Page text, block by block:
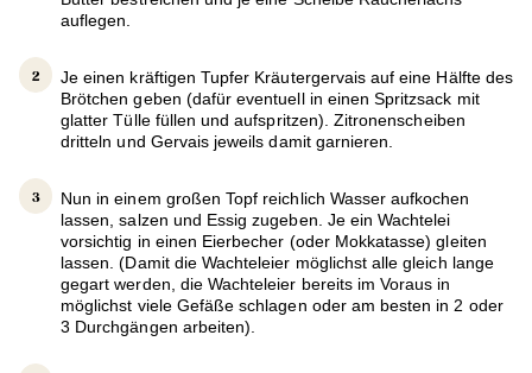
auflegen.
Je einen kräftigen Tupfer Kräutergervais auf eine Hälfte des
Brötchen geben (dafür eventuell in einen Spritzsack mit
glatter Tülle füllen und aufspritzen). Zitronenscheiben
dritteln und Gervais jeweils damit garnieren.
Nun in einem großen Topf reichlich Wasser aufkochen
lassen, salzen und Essig zugeben. Je ein Wachtelei
vorsichtig in einen Eierbecher (oder Mokkatasse) gleiten
lassen. (Damit die Wachteleier möglichst alle gleich lange
gegart werden, die Wachteleier bereits im Voraus in
möglichst viele Gefäße schlagen oder am besten in 2 oder
3 Durchgängen arbeiten).